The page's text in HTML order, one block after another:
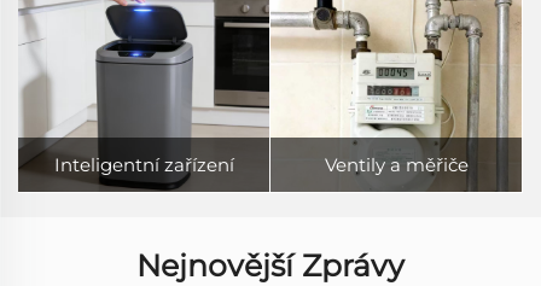
Inteligentní zařízení Ventily a měřiče
Nejnovější Zprávy